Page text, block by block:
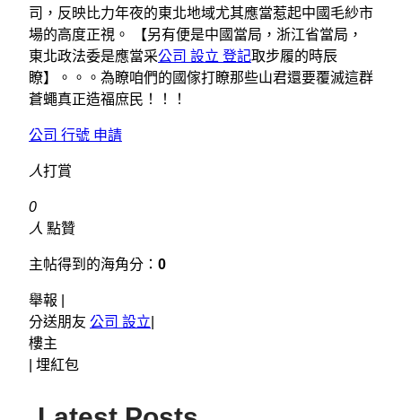
司，反映比力年夜的東北地域尤其應當惹起中國毛紗市
場的高度正視。 【另有便是中國當局，浙江省當局，
東北政法委是應當采公司 設立 登記取步履的時辰
瞭】。。。為瞭咱們的國傢打瞭那些山君還要覆滅這群
蒼蠅真正造福庶民！！！
公司 行號 申請
人打賞
0
人 點贊
主帖得到的海角分： 0
舉報 |
分送朋友 公司 設立
樓主
埋紅包